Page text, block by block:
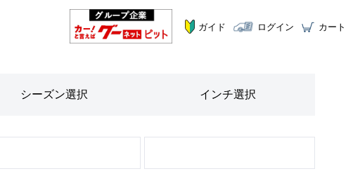
ガイド ログイン カート
シーズン選択 インチ選択